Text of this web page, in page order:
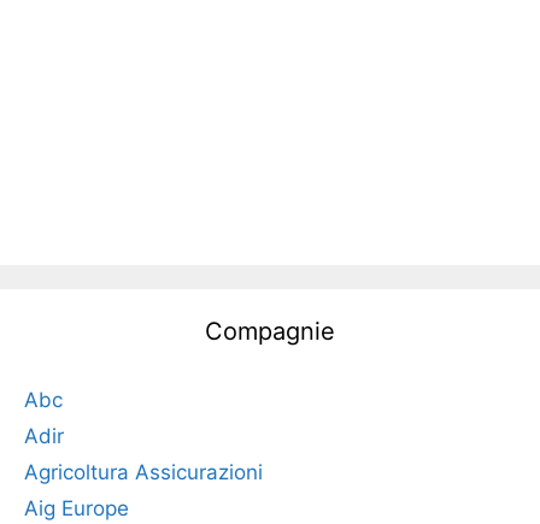
Compagnie
Abc
Adir
Agricoltura Assicurazioni
Aig Europe